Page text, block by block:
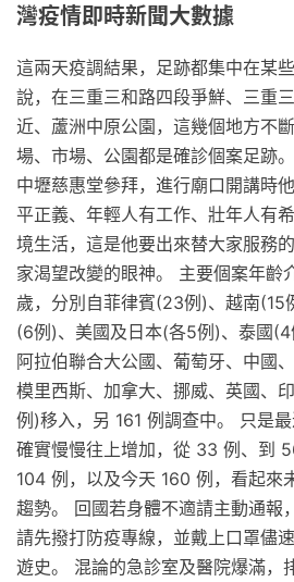
灣疫情即時新聞大數據
這兩天疫調結果，足跡都集中在某
說，在三重三和路四段爭鮮、三重
近、蘆洲中原公園，這幾個地方不
場、市場、公園都是確診個案足跡
中壢慈惠堂參拜，進行廟口開講時
平正義、年輕人有工作、壯年人有
境生活，這是他要出來替大家服務
家渴望改變的眼神。 主要個案年齡
歲，分別自菲律賓(23例)、越南(15
(6例)、美國及日本(各5例)、泰國(4
阿拉伯聯合大公國、葡萄牙、中國
模里西斯、加拿大、挪威、英國、
例)移入，另 161 例調查中。 只是最
確實慢慢往上增加，從 33 例、到
104 例，以及今天 160 例，看起來
趨勢。 回國若身體不適請主動通報
請先撥打防疫專線，並戴上口罩儘
遊史。 混論的急診室及醫院爆滿，